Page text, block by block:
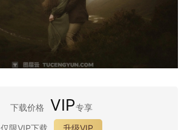
下载价格 VIP专享
仅限VIP下载
升级VIP